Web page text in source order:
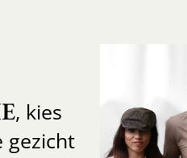
, kies
gezicht